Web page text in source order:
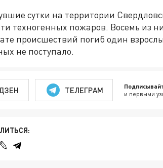
сутки на территории
техногенных пожаров. Восемь из
происшествий погиб один
не поступало.
ТЕЛЕГРАМ и первыми